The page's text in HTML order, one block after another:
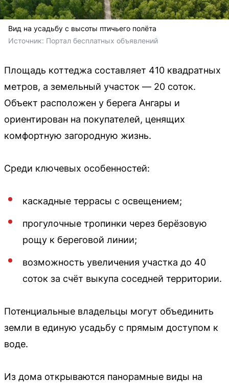
Вид на усадьбу с высоты птичьего полёта
Источник: Портал бесплатных объявлений
Площадь коттеджа составляет 410 квадратных
метров, а земельный участок — 20 соток.
Объект расположен у берега Ангары и
ориентирован на покупателей, ценящих
комфортную загородную жизнь.
Среди ключевых особенностей:
каскадные террасы с освещением;
прогулочные тропинки через берёзовую
рощу к береговой линии;
возможность увеличения участка до 40
соток за счёт выкупа соседней территории.
Потенциальные владельцы могут объединить
земли в единую усадьбу с прямым доступом к
воде.
Из дома открываются панорамные виды на